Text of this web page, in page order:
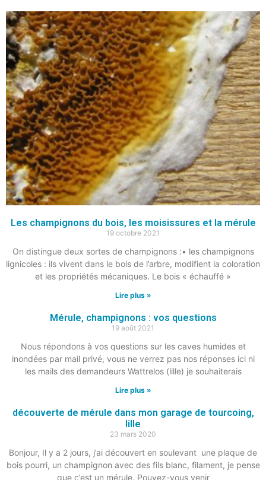
Les champignons du bois, les moisissures et la mérule
19 octobre 2021
On distingue deux sortes de champignons :• les champignons
lignicoles : ils vivent dans le bois de l’arbre, modifient la coloration
et les propriétés mécaniques. Le bois « échauffé »
Lire plus »
Mérule, champignons : vos questions
19 août 2021
Nous répondons à vos questions sur les caves humides et
inondées par mail privé, vous ne verrez pas nos réponses ici ni
les mails des demandeurs Wattrelos (lille) je souhaiterais
Lire plus »
découverte de mérule dans mon garage de tourcoing,
lille
23 mars 2020
Bonjour, Il y a 2 jours, j’ai découvert en soulevant une plaque de
bois pourri, un champignon avec des fils blanc, filament, je pense
que c’est un mérule. Pouvez-vous venir